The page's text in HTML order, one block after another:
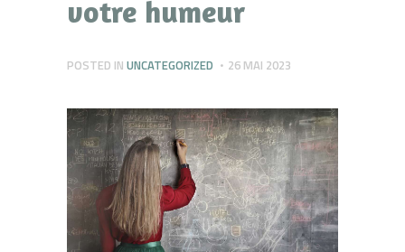
votre humeur
POSTED IN UNCATEGORIZED 26 MAI 2023